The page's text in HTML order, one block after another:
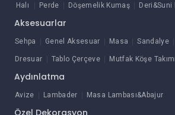
Halı Perde Döşemelik Kumaş Deri&Suni
Aksesuarlar
Sehpa Genel Aksesuar Masa Sandalye
Dresuar Tablo Çerçeve Mutfak Köşe Takımı
Aydınlatma
Avize Lambader Masa Lambası&Abajur
Özel Dekorasyon